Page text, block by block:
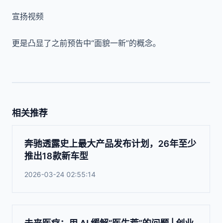
宣扬视频
更是凸显了之前预告中“面貌一新”的概念。
相关推荐
奔驰透露史上最大产品发布计划，26年至少
推出18款新车型
2026-03-24 02:55:14